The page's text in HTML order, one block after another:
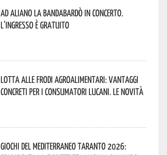
Ad Aliano la Bandabardò in concerto.
L’ingresso è gratuito
Lotta alle frodi agroalimentari: vantaggi
concreti per i consumatori lucani. Le novità
Giochi del Mediterraneo Taranto 2026: